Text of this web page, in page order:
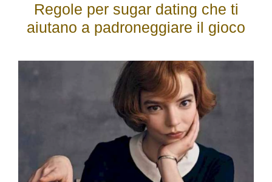
Regole per sugar dating che ti
aiutano a padroneggiare il gioco